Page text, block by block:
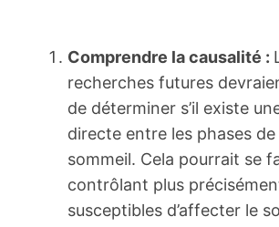
Comprendre la causalité :
recherches futures
de déterminer s’il existe
directe entre les phases
sommeil. Cela pourrait se
contrôlant plus
susceptibles d’affecter le